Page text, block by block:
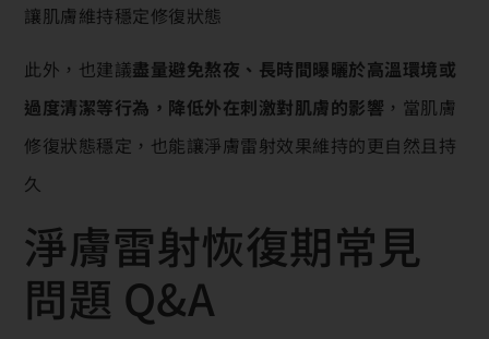
讓肌膚維持穩定修復狀態
此外，也建議盡量避免熬夜、長時間曝曬於高溫環境或
過度清潔等行為，降低外在刺激對肌膚的影響 ，當肌膚
修復狀態穩定，也能讓淨膚雷射效果維持的更自然且持
久
淨膚雷射恢復期常見
問題 Q&A